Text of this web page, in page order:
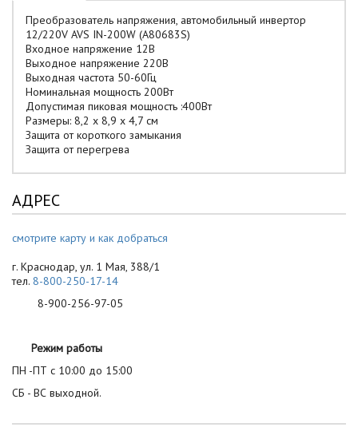
Преобразователь напряжения, автомобильный инвертор
12/220V AVS IN-200W (A80683S)
Входное напряжение 12В
Выходное напряжение 220В
Выходная частота 50-60Гц
Номинальная мощность 200Вт
Допустимая пиковая мощность :400Вт
Размеры: 8,2 х 8,9 x 4,7 см
Защита от короткого замыкания
Защита от перегрева
АДРЕС
смотрите карту и как добраться
г. Краснодар, ул. 1 Мая, 388/1
тел. 8-800-250-17-14
8-900-256-97-05
Режим работы
ПН -ПТ с 10:00 до 15:00
СБ - ВС выходной.